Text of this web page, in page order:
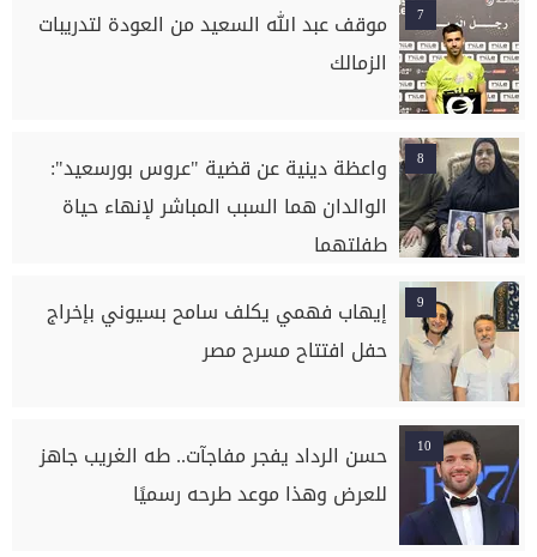
7
موقف عبد الله السعيد من العودة لتدريبات
الزمالك
8
واعظة دينية عن قضية "عروس بورسعيد":
الوالدان هما السبب المباشر لإنهاء حياة
طفلتهما
9
إيهاب فهمي يكلف سامح بسيوني بإخراج
حفل افتتاح مسرح مصر
10
حسن الرداد يفجر مفاجآت.. طه الغريب جاهز
للعرض وهذا موعد طرحه رسميًا